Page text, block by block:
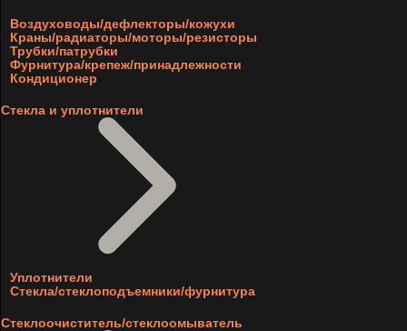
Воздуховоды/дефлекторы/кожухи
Краны/радиаторы/моторы/резисторы
Трубки/патрубки
Фурнитура/крепеж/принадлежности
Кондиционер
Стекла и уплотнители
Уплотнители
Стекла/стеклоподъемники/фурнитура
Стеклоочиститель/стеклоомыватель